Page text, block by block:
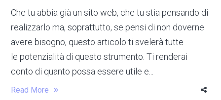
Che tu abbia già un sito web, che tu stia pensando di
realizzarlo ma, soprattutto, se pensi di non doverne
avere bisogno, questo articolo ti svelerà tutte
le potenzialità di questo strumento. Ti renderai
conto di quanto possa essere utile e...
Read More